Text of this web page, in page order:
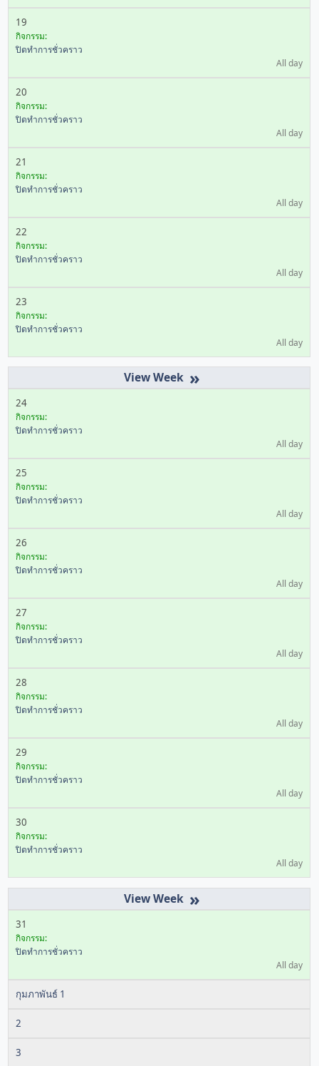
19
กิจกรรม:
ปิดทำการชั่วคราว
All day
20
กิจกรรม:
ปิดทำการชั่วคราว
All day
21
กิจกรรม:
ปิดทำการชั่วคราว
All day
22
กิจกรรม:
ปิดทำการชั่วคราว
All day
23
กิจกรรม:
ปิดทำการชั่วคราว
All day
»
24
กิจกรรม:
ปิดทำการชั่วคราว
All day
25
กิจกรรม:
ปิดทำการชั่วคราว
All day
26
กิจกรรม:
ปิดทำการชั่วคราว
All day
27
กิจกรรม:
ปิดทำการชั่วคราว
All day
28
กิจกรรม:
ปิดทำการชั่วคราว
All day
29
กิจกรรม:
ปิดทำการชั่วคราว
All day
30
กิจกรรม:
ปิดทำการชั่วคราว
All day
»
31
กิจกรรม:
ปิดทำการชั่วคราว
All day
กุมภาพันธ์ 1
2
3